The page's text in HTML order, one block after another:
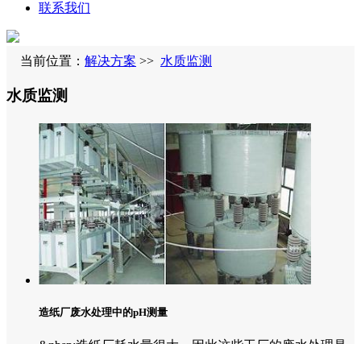
联系我们
当前位置： 解决方案 >> 水质监测
水质监测
造纸厂废水处理中的pH测量